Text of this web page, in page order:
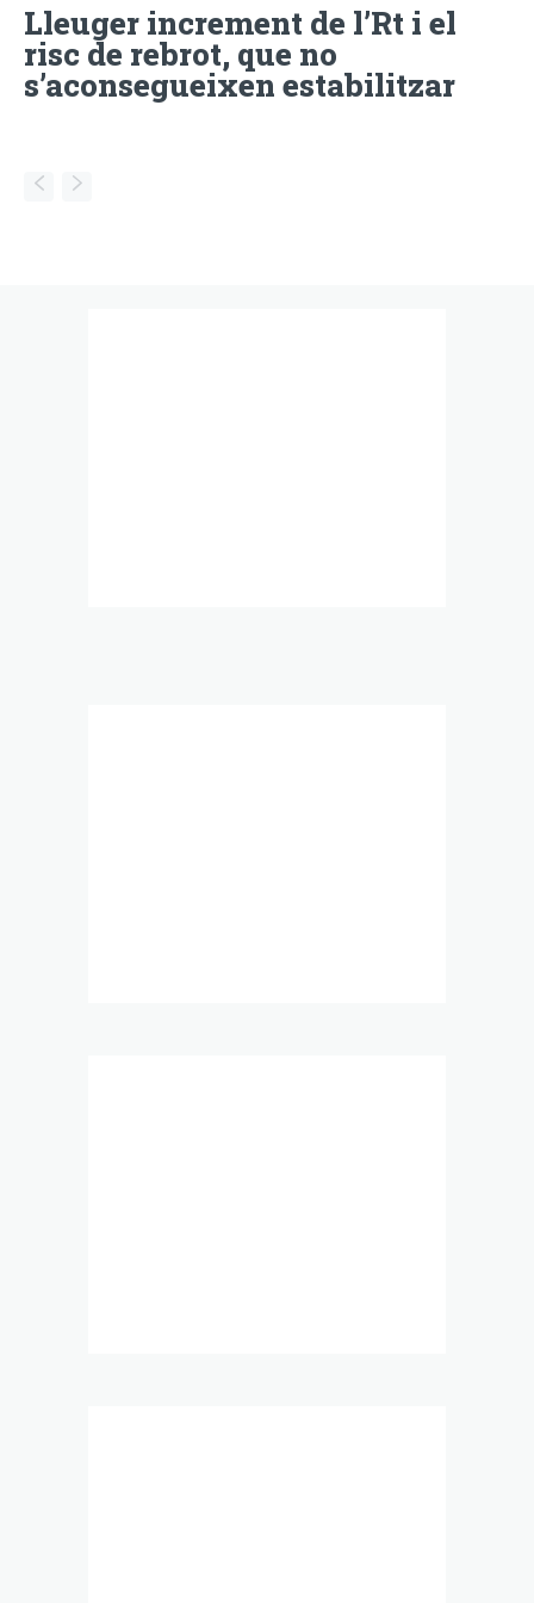
Lleuger increment de l’Rt i el
risc de rebrot, que no
s’aconsegueixen estabilitzar